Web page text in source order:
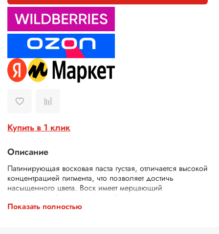
Купить в 1 клик
Описание
Патинирующая восковая паста густая, отличается высокой
концентрацией пигмента, что позволяет достичь
насыщенного цвета. Воск имеет мерцающий
металлический оттенок, который придаст вашему изделию
эффектный вид. Паста не имеет неприятного запаха, что
Показать полностью